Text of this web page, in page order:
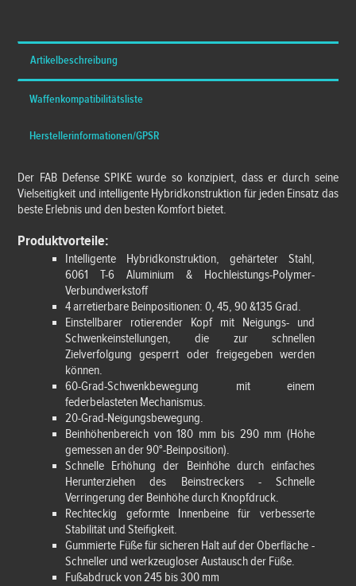
Artikelbeschreibung
Waffenkompatibilitätsliste
Herstellerinformationen/GPSR
Der FAB Defense SPIKE wurde so konzipiert, dass er durch seine
Vielseitigkeit und intelligente Hybridkonstruktion für jeden Einsatz das
beste Erlebnis und den besten Komfort bietet.
Produktvorteile:
Intelligente Hybridkonstruktion, gehärteter Stahl,
6061 T-6 Aluminium & Hochleistungs-Polymer-
Verbundwerkstoff
4 arretierbare Beinpositionen: 0, 45, 90 &135 Grad.
Einstellbarer rotierender Kopf mit Neigungs- und
Schwenkeinstellungen, die zur schnellen
Zielverfolgung gesperrt oder freigegeben werden
können.
60-Grad-Schwenkbewegung mit einem
federbelasteten Mechanismus.
20-Grad-Neigungsbewegung.
Beinhöhenbereich von 180 mm bis 290 mm (Höhe
gemessen an der 90°-Beinposition).
Schnelle Erhöhung der Beinhöhe durch einfaches
Herunterziehen des Beinstreckers - Schnelle
Verringerung der Beinhöhe durch Knopfdruck.
Rechteckig geformte Innenbeine für verbesserte
Stabilität und Steifigkeit.
Gummierte Füße für sicheren Halt auf der Oberfläche -
Schneller und werkzeugloser Austausch der Füße.
Fußabdruck von 245 bis 300 mm